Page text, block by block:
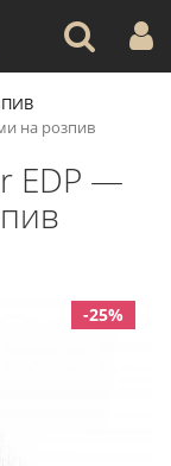
на розпив
EDP —
-25%